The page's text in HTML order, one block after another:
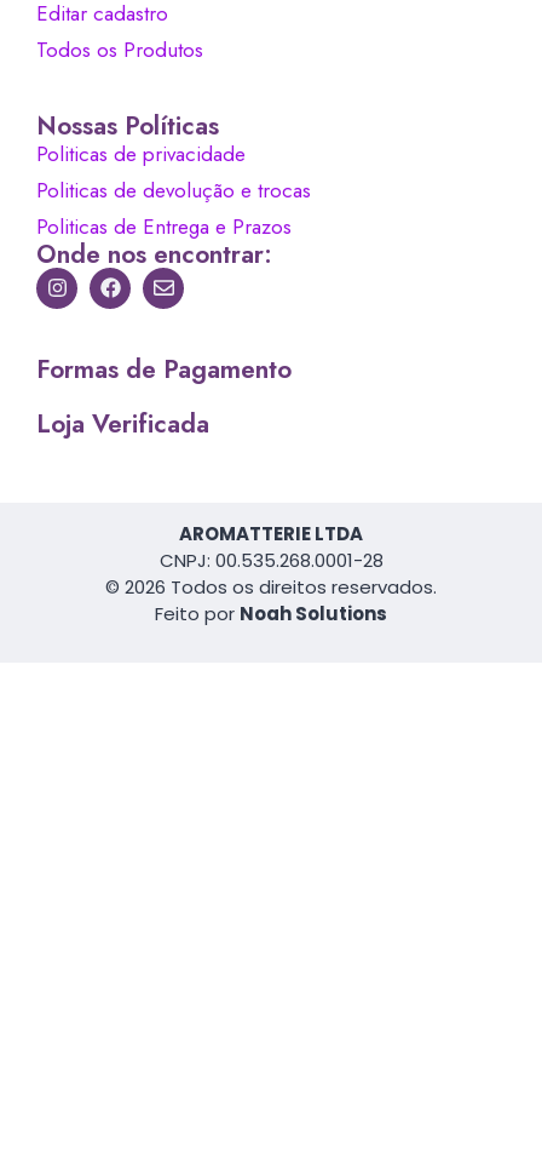
Editar cadastro
Todos os Produtos
Nossas Políticas
Politicas de privacidade
Politicas de devolução e trocas
Politicas de Entrega e Prazos
Onde nos encontrar:
Formas de Pagamento
Loja Verificada
AROMATTERIE LTDA
CNPJ: 00.535.268.0001-28
© 2026 Todos os direitos reservados.
Feito por Noah Solutions